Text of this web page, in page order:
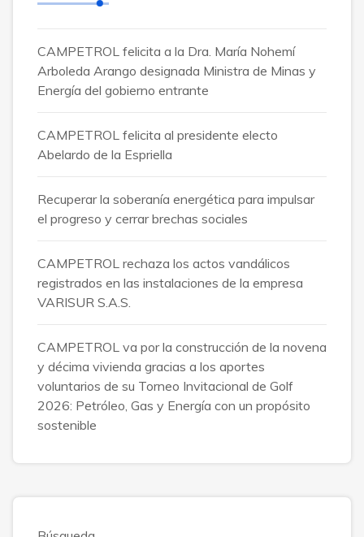
CAMPETROL felicita a la Dra. María Nohemí
Arboleda Arango designada Ministra de Minas y
Energía del gobierno entrante
CAMPETROL felicita al presidente electo
Abelardo de la Espriella
Recuperar la soberanía energética para impulsar
el progreso y cerrar brechas sociales
CAMPETROL rechaza los actos vandálicos
registrados en las instalaciones de la empresa
VARISUR S.A.S.
CAMPETROL va por la construcción de la novena
y décima vivienda gracias a los aportes
voluntarios de su Torneo Invitacional de Golf
2026: Petróleo, Gas y Energía con un propósito
sostenible